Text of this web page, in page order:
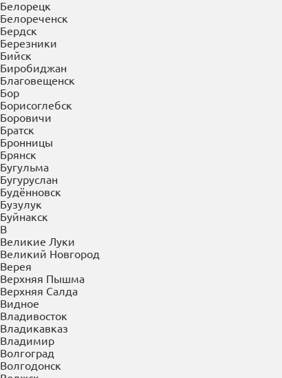
Балашиха
Балашов
Барнаул
Батайск
Белгород
Белово
Белогорск
Белорецк
Белореченск
Бердск
Березники
Бийск
Биробиджан
Благовещенск
Бор
Борисоглебск
Боровичи
Братск
Бронницы
Брянск
Бугульма
Бугуруслан
Будённовск
Бузулук
Буйнакск
В
Великие Луки
Великий Новгород
Верея
Верхняя Пышма